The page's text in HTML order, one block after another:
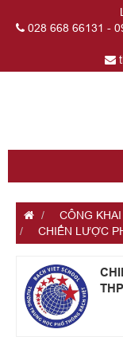
028 668 66131 -
CÔNG KHAI
CHIẾN LƯỢC